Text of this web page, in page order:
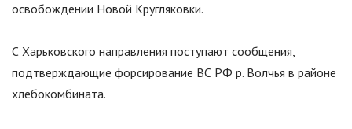
освобождении Новой Кругляковки.
С Харьковского направления поступают сообщения,
подтверждающие форсирование ВС РФ р. Волчья в районе
хлебокомбината.